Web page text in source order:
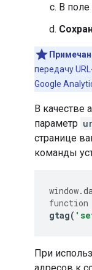
В поле
передачу
Google
В качестве
параметр
странице
команды
window.
function
gtag(
При